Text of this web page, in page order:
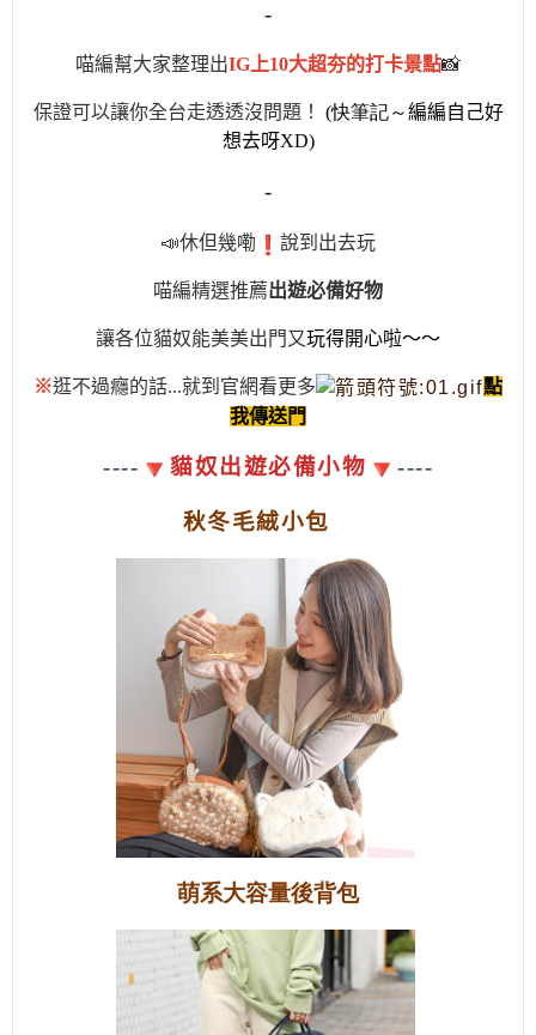
-
喵編幫大家整理出IG 上10大超夯的打卡景點📸
保證可以讓你全台走透透沒問題！ (快筆記～編編自己好
想去呀XD)
-
📣休但幾嘞 說到出去玩
喵編精選推薦出遊必備好物
讓各位貓奴能美美出門又玩得開心啦～～
※逛不過癮的話...就到官網看更多
點
我傳送門
---- 貓奴出遊必備小物 ----
秋冬毛絨小包
萌系大容量後背包